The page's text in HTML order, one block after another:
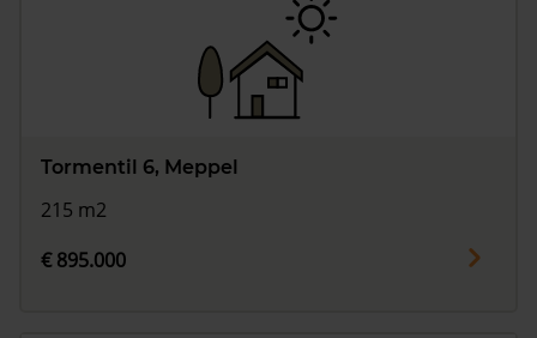
Tormentil 6, Meppel
215 m2
€ 895.000